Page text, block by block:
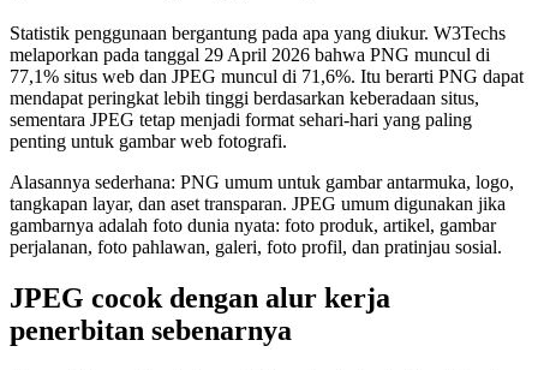
Statistik penggunaan bergantung pada apa yang diukur. W3Techs
melaporkan pada tanggal 29 April 2026 bahwa PNG muncul di
77,1% situs web dan JPEG muncul di 71,6%. Itu berarti PNG dapat
mendapat peringkat lebih tinggi berdasarkan keberadaan situs,
sementara JPEG tetap menjadi format sehari-hari yang paling
penting untuk gambar web fotografi.
Alasannya sederhana: PNG umum untuk gambar antarmuka, logo,
tangkapan layar, dan aset transparan. JPEG umum digunakan jika
gambarnya adalah foto dunia nyata: foto produk, artikel, gambar
perjalanan, foto pahlawan, galeri, foto profil, dan pratinjau sosial.
JPEG cocok dengan alur kerja
penerbitan sebenarnya